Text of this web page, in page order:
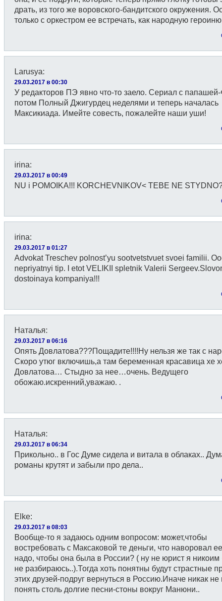
драть, из того же воровского-бандитского окружения.
только с оркестром ее встречать, как народную
Larusya:
29.03.2017 в 00:30
У редакторов ПЭ явно что-то заело. Сериал с
потом Полный Джигурдец неделями и теперь началась
Максикиада. Имейте совесть, пожалейте наши уши!
irina:
29.03.2017 в 00:49
NU i POMOIKA!!! KORCHEVNIKOV< TEBE NE
irina:
29.03.2017 в 01:27
Advokat Treschev polnost’yu sootvetstvuet svoei familii.
nepriyatnyi tip. I etot VELIKII spletnik Valerii
dostoinaya kompaniya!!!
Наталья:
29.03.2017 в 06:16
Опять Довлатова???Пощадите!!!!Ну нельзя же так с
Скоро утюг включишь,а там беременная красавица хе
Довлатова… Стыдно за нее…очень. Ведущего
обожаю.искренний,уважаю. .
Наталья:
29.03.2017 в 06:34
Прикольно.. в Гос Думе сидела и витала в облаках..
романы крутят и забыли про дела..
Elke:
29.03.2017 в 08:03
Вообще-то я задаюсь одним вопросом: может,чтобы
востребовать с Максаковой те деньги, что наворовал
надо, чтобы она была в России? ( ну не юрист я никоим
не разбираюсь..).Тогда хоть понятны будут страстные
этих друзей-подруг вернуться в Россию.Иначе никак не
понять столь долгие песни-стоны вокруг Манюни..